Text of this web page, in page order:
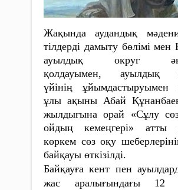
Жақында аудандық
тілдерді дамыту бөлімі мен
ауылдық округ
қолдауымен, ауылдық
үйінің ұйымдастыруымен
ұлы ақыны Абай
жылдығына орай «Сұлу
ойдың кемеңгері» атты
көркем сөз оқу
байқауы өткізілді.
Байқауға кент пен
жас аралығындағы 12